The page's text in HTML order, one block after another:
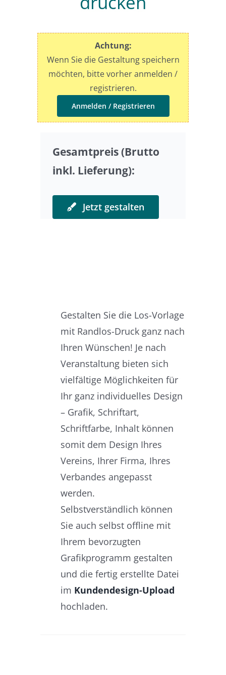
Sonderwünsche
Achtung:
Wenn Sie die Gestaltung speichern
möchten, bitte vorher anmelden /
registrieren.
Anmelden / Registrieren
Gestalten Sie die Los-Vorlage
mit Randlos-Druck ganz nach
Ihren Wünschen! Je nach
Veranstaltung bieten sich
vielfältige Möglichkeiten für
Ihr ganz individuelles Design
– Grafik, Schriftart,
Schriftfarbe, Inhalt können
somit dem Design Ihres
Vereins, Ihrer Firma, Ihres
Verbandes angepasst
werden.
Selbstverständlich können
Sie auch selbst offline mit
Ihrem bevorzugten
Grafikprogramm gestalten
und die fertig erstellte Datei
im Kundendesign-Upload
hochladen.
Gesamtpreis (Brutto
inkl. Lieferung):
Jetzt gestalten